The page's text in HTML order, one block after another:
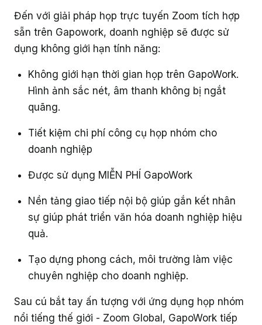
Đến với giải pháp họp trực tuyến Zoom tích hợp
sẵn trên Gapowork, doanh nghiệp sẽ được sử
dụng không giới hạn tính năng:
Không giới hạn thời gian họp trên GapoWork.
Hình ảnh sắc nét, âm thanh không bị ngắt
quãng.
Tiết kiệm chi phí công cụ họp nhóm cho
doanh nghiệp
Được sử dụng MIỄN PHÍ GapoWork
Nền tảng giao tiếp nội bộ giúp gắn kết nhân
sự giúp phát triển văn hóa doanh nghiệp hiệu
quả.
Tạo dựng phong cách, môi trường làm việc
chuyên nghiệp cho doanh nghiệp.
Sau cú bắt tay ấn tượng với ứng dụng họp nhóm
nổi tiếng thế giới - Zoom Global, GapoWork tiếp